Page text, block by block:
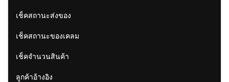
เช็คสถานะส่งของ
เช็คสถานะของเคลม
เช็คจำนวนสินค้า
ลูกค้าอ้างอิง